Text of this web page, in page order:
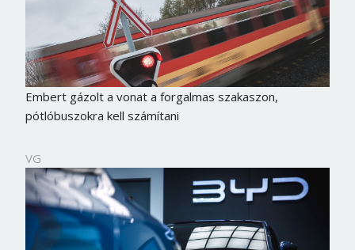
Embert gázolt a vonat a forgalmas szakaszon,
pótlóbuszokra kell számítani
VG Borsonline bejelentkezés
E-mail cím vagy felhasználónév